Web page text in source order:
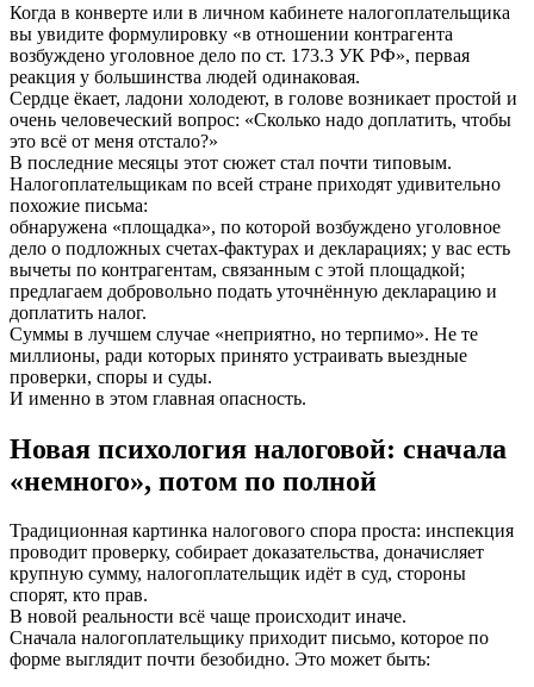
Когда в конверте или в личном кабинете налогоплательщика
вы увидите формулировку «в отношении контрагента
возбуждено уголовное дело по ст. 173.3 УК РФ», первая
реакция у большинства людей одинаковая.
Сердце ёкает, ладони холодеют, в голове возникает простой и
очень человеческий вопрос: «Сколько надо доплатить, чтобы
это всё от меня отстало?»
В последние месяцы этот сюжет стал почти типовым.
Налогоплательщикам по всей стране приходят удивительно
похожие письма:
обнаружена «площадка», по которой возбуждено уголовное
дело о подложных счетах‑фактурах и декларациях; у вас есть
вычеты по контрагентам, связанным с этой площадкой;
предлагаем добровольно подать уточнённую декларацию и
доплатить налог.
Суммы в лучшем случае «неприятно, но терпимо». Не те
миллионы, ради которых принято устраивать выездные
проверки, споры и суды.
И именно в этом главная опасность.
Новая психология налоговой: сначала
«немного», потом по полной
Традиционная картинка налогового спора проста: инспекция
проводит проверку, собирает доказательства, доначисляет
крупную сумму, налогоплательщик идёт в суд, стороны
спорят, кто прав.
В новой реальности всё чаще происходит иначе.
Сначала налогоплательщику приходит письмо, которое по
форме выглядит почти безобидно. Это может быть: